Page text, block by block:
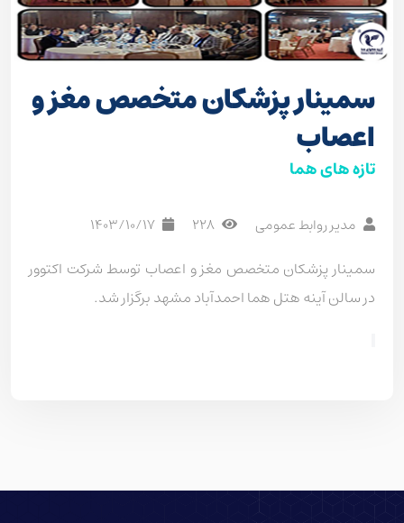
سمینار پزشکان متخصص مغز و
اعصاب
تازه های هما
مدیر روابط عمومی
سمینار پزشکان متخصص مغز و اعصاب توسط شرکت اکتوور
در سالن آینه هتل هما احمدآباد مشهد برگزار شد.